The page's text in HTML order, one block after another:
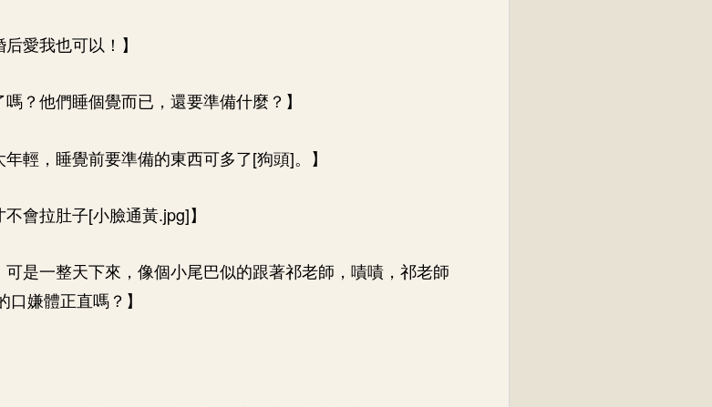
愛我也可以！】
？他們睡個覺而已，還要準備什麼？】
輕，睡覺前要準備的東西可多了[狗頭]。】
會拉肚子[小臉通黃.jpg]】
可是一整天下來，像個小尾巴似的跟著祁老師，嘖嘖，祁老師
嫌體正直嗎？】